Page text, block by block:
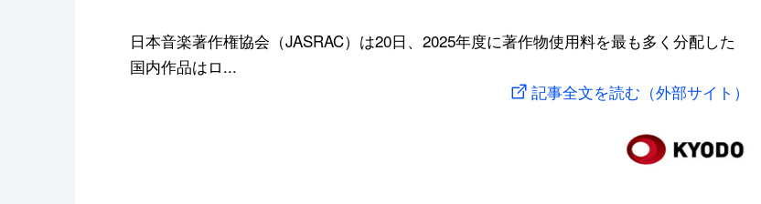
日本音楽著作権協会（JASRAC）は20日、2025年度に著作物使用料を最も多く分配した
国内作品はロ...
記事全文を読む（外部サイト）